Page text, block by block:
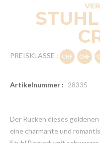
PREISKLASSE :
Artikelnummer : 28335
Der Rücken dieses
eine charmante und